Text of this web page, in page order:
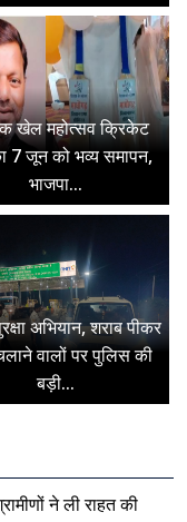
खेल महोत्सव क्रिकेट
7 जून को भव्य समापन,
भाजपा...
अभियान, शराब पीकर
वालों पर पुलिस की
बड़ी...
ने ली राहत की